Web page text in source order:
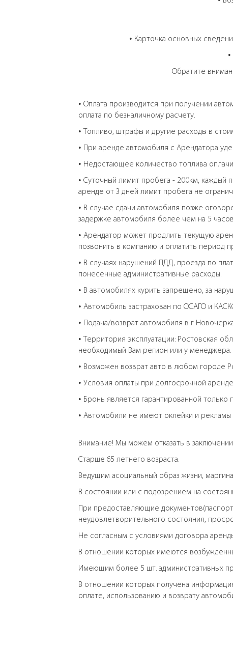
• Карточка основных
Обратите
• Оплата производится при получении
оплата по безналичному расчету.
• Топливо, штрафы и другие расходы в
• При аренде автомобиля с Арендатора
• Недостающее количество топлива
• Суточный лимит пробега - 200км,
аренде от 3 дней лимит пробега не
• В случае сдачи автомобиля позже
задержке автомобиля более чем на 5
• Арендатор может продлить текущую
позвонить в компанию и оплатить период
• В случаях нарушений ПДД, проезда по
понесенные административные расходы.
• В автомобилях курить запрещено, за
• Автомобиль застрахован по ОСАГО и
• Подача/возврат автомобиля в г
• Территория эксплуатации: Ростовская
необходимый Вам регион или у менеджера.
• Возможен возврат авто в любом городе
• Условия оплаты при долгосрочной
• Бронь является гарантированной только
• Автомобили не имеют оклейки и рекламы
Внимание! Мы можем отказать в
Старше 65 летнего возраста.
Ведущим асоциальный образ жизни,
В состоянии или с подозрением на
При предоставляющие
неудовлетворительного состояния,
Не согласным с условиями договора
В отношении которых имеются
Имеющим более 5 шт. административных
В отношении которых получена
оплате, использованию и возврату